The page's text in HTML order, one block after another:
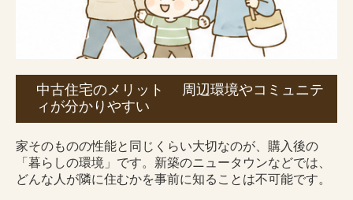
中古住宅のメリット 周辺環境やコミュニテ
ィが分かりやすい
家そのものの性能と同じくらい大切なのが、購入後の
「暮らしの環境」です。新築のニュータウンなどでは、
どんな人が隣に住むかを事前に知ることは不可能です。